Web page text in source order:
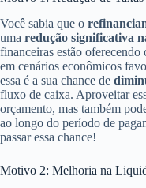
Você sabia que o
uma redução significativa
financeiras estão oferecendo
em cenários econômicos
essa é a sua chance de
fluxo de caixa. Aproveitar
orçamento, mas também
ao longo do período de
passar essa chance!
Motivo 2: Melhoria na